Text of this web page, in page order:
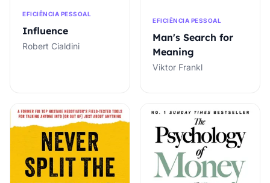
EFICIÊNCIA PESSOAL
Influence
Robert Cialdini
EFICIÊNCIA PESSOAL
Man's Search for
Meaning
Viktor Frankl